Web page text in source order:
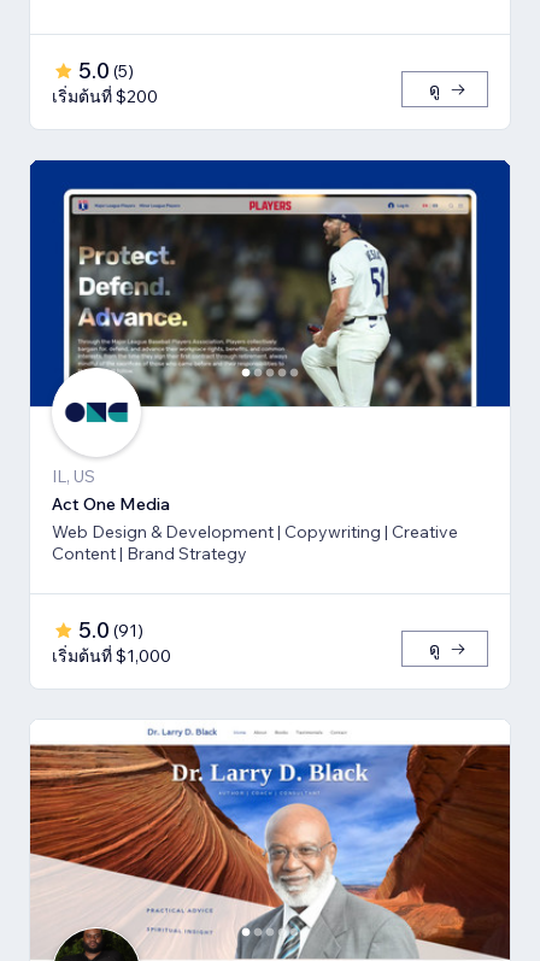
5.0 (5)
เริ่มต้นที่ $200
ดู
IL, US
Act One Media
Web Design & Development | Copywriting | Creative
Content | Brand Strategy
5.0 (91)
เริ่มต้นที่ $1,000
ดู